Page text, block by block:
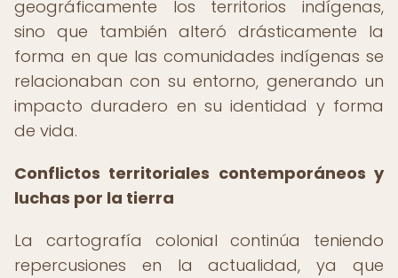
geográficamente los territorios indígenas,
sino que también alteró drásticamente la
forma en que las comunidades indígenas se
relacionaban con su entorno, generando un
impacto duradero en su identidad y forma
de vida.
Conflictos territoriales contemporáneos y
luchas por la tierra
La cartografía colonial continúa teniendo
repercusiones en la actualidad, ya que